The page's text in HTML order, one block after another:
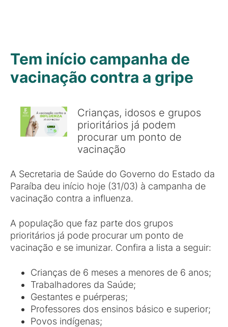
Tem início campanha de
vacinação contra a gripe
Crianças, idosos e grupos
prioritários já podem
procurar um ponto de
vacinação
A Secretaria de Saúde do Governo do Estado da
Paraíba deu início hoje (31/03) à campanha de
vacinação contra a influenza.
A população que faz parte dos grupos
prioritários já pode procurar um ponto de
vacinação e se imunizar. Confira a lista a seguir:
Crianças de 6 meses a menores de 6 anos;
Trabalhadores da Saúde;
Gestantes e puérperas;
Professores dos ensinos básico e superior;
Povos indígenas;